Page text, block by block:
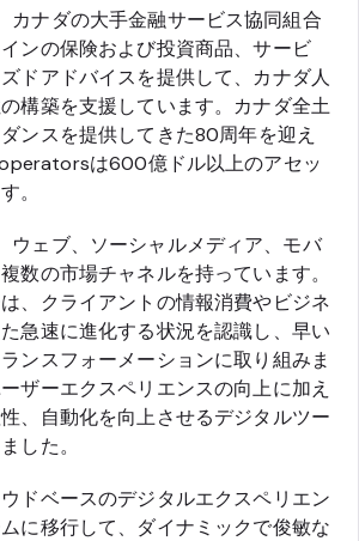
ナダの大手金融サービス協同組合
ンの保険および投資商品、サービ
ドアドバイスを提供して、カナダ人
構築を支援しています。カナダ全土
ンスを提供してきた80周年を迎え
は600億ドル以上のアセッ
。
ェブ、ソーシャルメディア、モバ
数の市場チャネルを持っています。
、クライアントの情報消費やビジネ
急速に進化する状況を認識し、早い
ンスフォーメーションに取り組みま
ザーエクスペリエンスの向上に加え
、自動化を向上させるデジタルツー
した。
ドベースのデジタルエクスペリエン
に移行して、ダイナミックで俊敏な